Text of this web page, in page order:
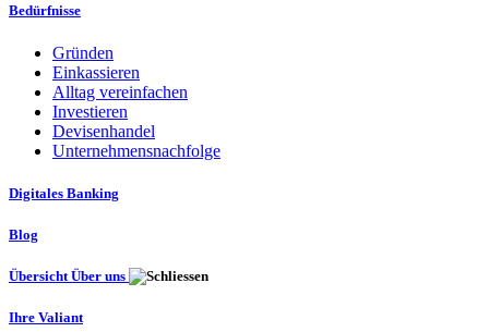
Bedürfnisse
Gründen
Einkassieren
Alltag vereinfachen
Investieren
Devisenhandel
Unternehmensnachfolge
Digitales Banking
Blog
Übersicht Über uns
Ihre Valiant